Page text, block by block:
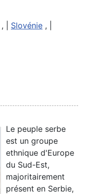
, | Slovénie , |
Le peuple serbe
est un groupe
ethnique d'Europe
du Sud-Est,
majoritairement
présent en Serbie,